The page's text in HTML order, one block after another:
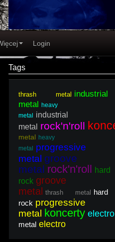
Login
Tags
thrash metal industrial
metal heavy
metal
industrial
metal
rock'n'roll
metal heavy
metal
progressive
metal groove
metal rock'n'roll hard
rock groove
metal thrash metal hard
rock progressive
metal koncerty electro
metal electro